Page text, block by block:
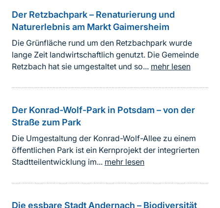
Der Retzbachpark – Renaturierung und
Naturerlebnis am Markt Gaimersheim
Die Grünfläche rund um den Retzbachpark wurde
lange Zeit landwirtschaftlich genutzt. Die Gemeinde
Retzbach hat sie umgestaltet und so... mehr lesen
Der Konrad-Wolf-Park in Potsdam – von der
Straße zum Park
Die Umgestaltung der Konrad-Wolf-Allee zu einem
öffentlichen Park ist ein Kernprojekt der integrierten
Stadtteilentwicklung im... mehr lesen
Die essbare Stadt Andernach – Biodiversität